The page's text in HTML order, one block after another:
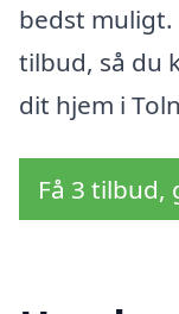
bedst
tilbud, så du
dit hjem i
Få 3